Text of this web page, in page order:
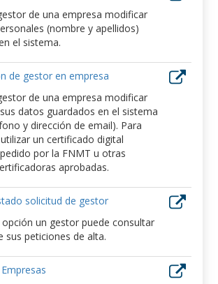
de una empresa modificar
(nombre y apellidos)
el sistema.
de gestor en empresa
de una empresa modificar
datos guardados en el sistema
y dirección de email). Para
un certificado digital
por la FNMT u otras
aprobadas.
solicitud de gestor
un gestor puede consultar
sus peticiones de alta.